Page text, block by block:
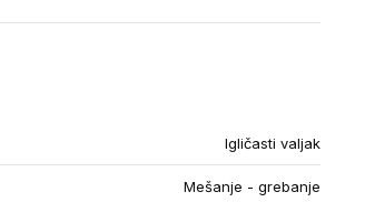
Igličasti valjak
Mešanje - grebanje